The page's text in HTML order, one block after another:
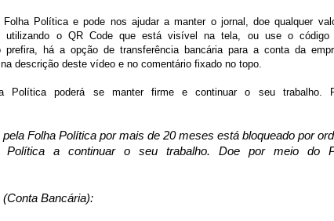
Política e pode nos ajudar a manter o jornal, doe qualquer
utilizando o QR Code que está visível na tela, ou use o código
prefira, há a opção de transferência bancária para a conta da
descrição deste vídeo e no comentário fixado no topo.
Política poderá se manter firme e continuar o seu trabalho.
Folha Política por mais de 20 meses está bloqueado por
a continuar o seu trabalho. Doe por meio do
Bancária):